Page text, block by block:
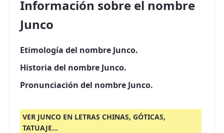
Información sobre el nombre
Junco
Etimología del nombre Junco.
Historia del nombre Junco.
Pronunciación del nombre Junco.
VER JUNCO EN LETRAS CHINAS, GÓTICAS,
TATUAJE...